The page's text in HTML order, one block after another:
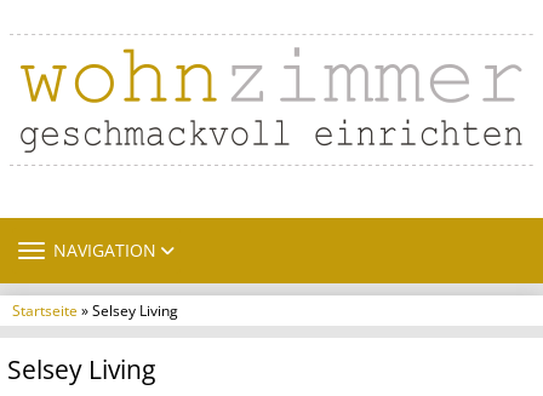
TOGGLE NAVIGATION
NAVIGATION
Startseite» Selsey Living
Selsey Living